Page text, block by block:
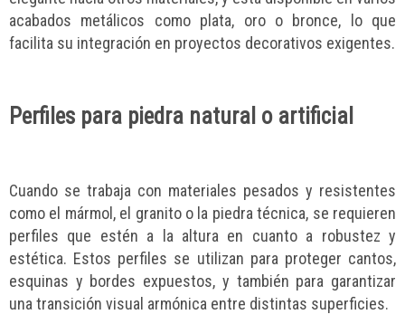
acabados metálicos como plata, oro o bronce, lo que
facilita su integración en proyectos decorativos exigentes.
Perfiles para piedra natural o artificial
Cuando se trabaja con materiales pesados y resistentes
como el mármol, el granito o la piedra técnica, se requieren
perfiles que estén a la altura en cuanto a robustez y
estética. Estos perfiles se utilizan para proteger cantos,
esquinas y bordes expuestos, y también para garantizar
una transición visual armónica entre distintas superficies.